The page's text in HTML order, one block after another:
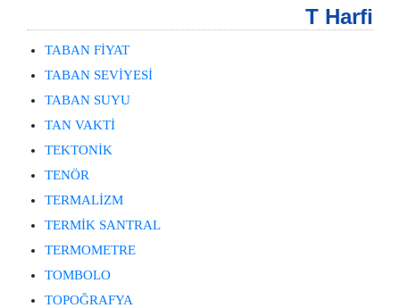
T Harfi
TABAN FİYAT
TABAN SEVİYESİ
TABAN SUYU
TAN VAKTİ
TEKTONİK
TENÖR
TERMALİZM
TERMİK SANTRAL
TERMOMETRE
TOMBOLO
TOPOĞRAFYA